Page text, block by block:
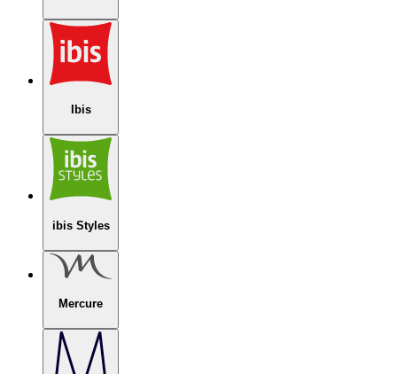
Ibis
ibis Styles
Mercure